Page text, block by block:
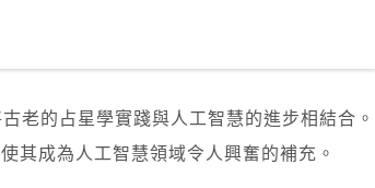
老的占星學實踐與人工智慧的進步相結合。
其成為人工智慧領域令人興奮的補充。